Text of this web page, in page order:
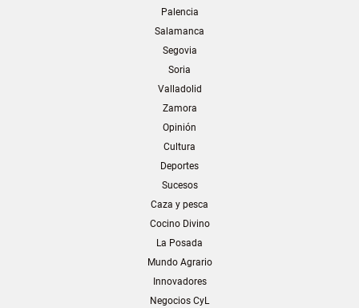
Palencia
Salamanca
Segovia
Soria
Valladolid
Zamora
Opinión
Cultura
Deportes
Sucesos
Caza y pesca
Cocino Divino
La Posada
Mundo Agrario
Innovadores
Negocios CyL